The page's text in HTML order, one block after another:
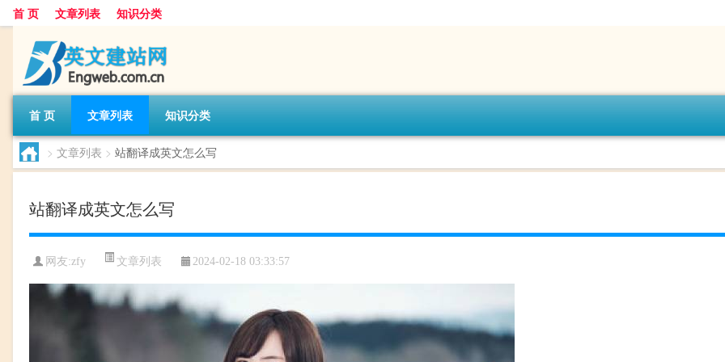
首 页 文章列表 知识分类
首 页 文章列表 知识分类
> 文章列表 > 站翻译成英文怎么写
站翻译成英文怎么写
网友:zfy 文章列表 2024-02-18 03:33:57